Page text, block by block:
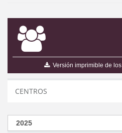
Versión imprimible de
CENTROS